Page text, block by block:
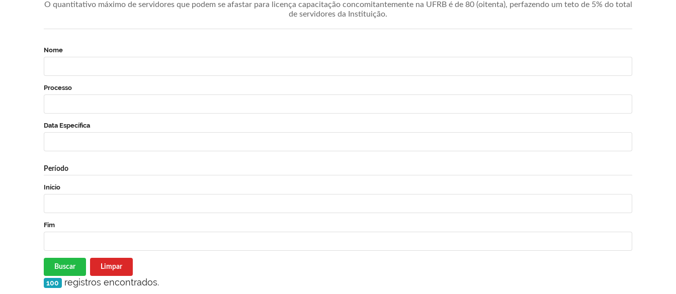
O quantitativo máximo de servidores que podem se afastar para licença capacitação concomitantemente na UFRB é de 80 (oitenta), perfazendo um teto de 5% do total
de servidores da Instituição.
Nome
Processo
Data Específica
Período
Início
Fim
Buscar Limpar
100 registros encontrados.